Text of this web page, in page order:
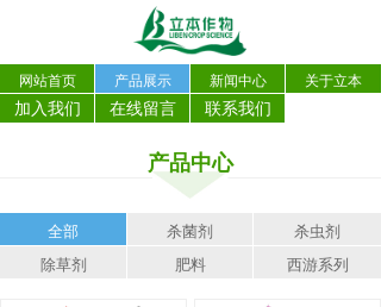
网站首页 产品展示 新闻中心 关于立本
加入我们 在线留言 联系我们
产品中心
全部 杀菌剂
杀虫剂
除草剂
肥料 西游系列